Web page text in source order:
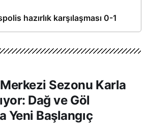
hazırlık karşılaşması 0-1
Sezonu Karla
Dağ ve Göl
Yeni Başlangıç